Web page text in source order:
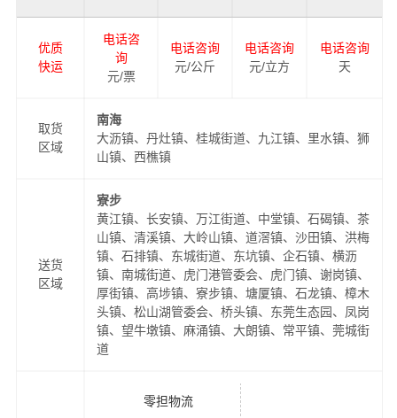
优质
快运
电话咨
询
元/票
电话咨询
元/公斤
电话咨询
元/立方
电话咨询
天
取货
区域
南海
大沥镇、丹灶镇、桂城街道、九江镇、里水镇、狮
山镇、西樵镇
送货
区域
寮步
黄江镇、长安镇、万江街道、中堂镇、石碣镇、茶
山镇、清溪镇、大岭山镇、道滘镇、沙田镇、洪梅
镇、石排镇、东城街道、东坑镇、企石镇、横沥
镇、南城街道、虎门港管委会、虎门镇、谢岗镇、
厚街镇、高埗镇、寮步镇、塘厦镇、石龙镇、樟木
头镇、松山湖管委会、桥头镇、东莞生态园、凤岗
镇、望牛墩镇、麻涌镇、大朗镇、常平镇、莞城街
道
零担物流